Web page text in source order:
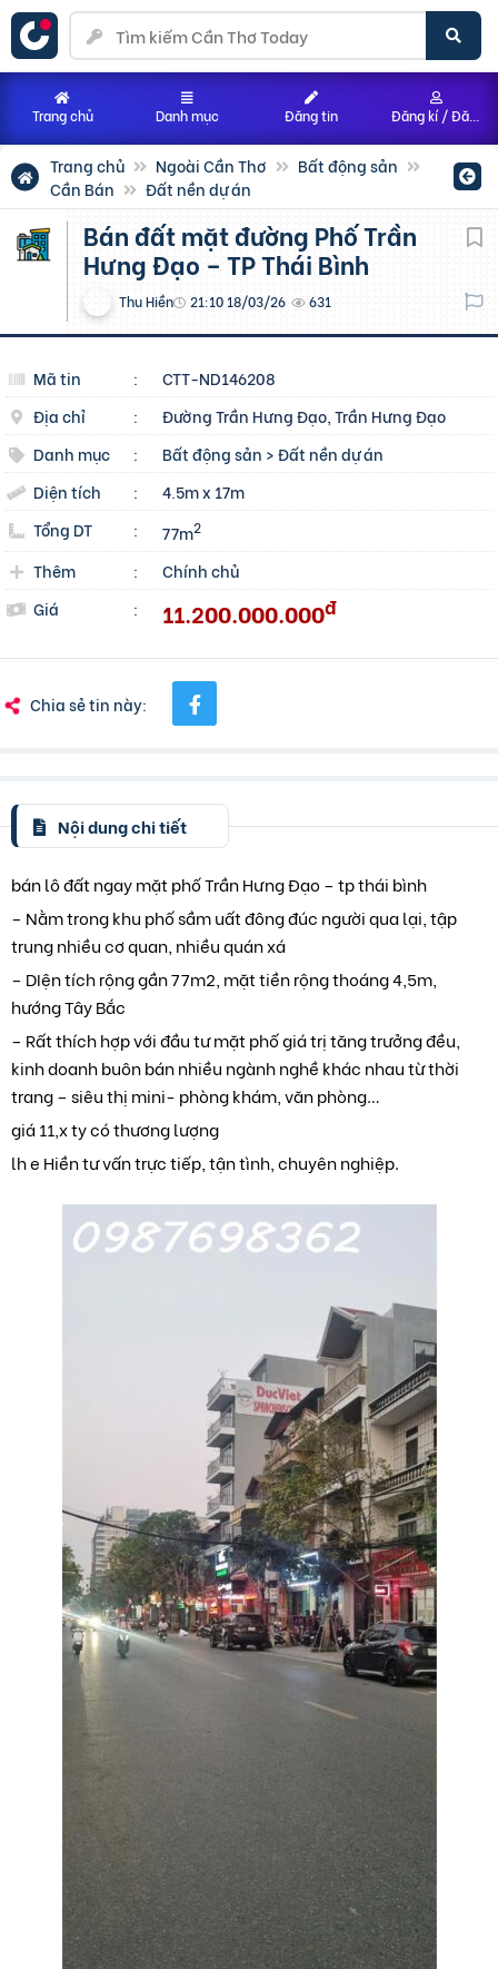
Trang chủ Ngoài Cần Thơ
Bất động sản
Cần Bán
Đất nền dự án
Bán đất mặt đường Phố Trần
Hưng Đạo – TP Thái Bình
Thu Hiền 21:10 18/03/26 631
Mã tin :
CTT-ND146208
Địa chỉ
:
Đường Trần Hưng Đạo, Trần Hưng Đạo
Danh mục
: Bất động sản >Đất nền dự án
Diện tích
:
4.5m x 17m
Tổng DT
: 77m2
Thêm :
Chính chủ
Giá
: 11.200.000.000đ
Chia sẻ tin này:
Nội dung chi tiết
bán lô đất ngay mặt phố Trần Hưng Đạo – tp thái bình
– Nằm trong khu phố sầm uất đông đúc người qua lại, tập
trung nhiều cơ quan, nhiều quán xá
– DIện tích rộng gần 77m2, mặt tiền rộng thoáng 4,5m,
hướng Tây Bắc
– Rất thích hợp với đầu tư mặt phố giá trị tăng trưởng đều,
kinh doanh buôn bán nhiều ngành nghề khác nhau từ thời
trang – siêu thị mini- phòng khám, văn phòng…
giá 11,x ty có thương lượng
lh e Hiền tư vấn trực tiếp, tận tình, chuyên nghiệp.
Trang chủ Danh mục Đăng tin